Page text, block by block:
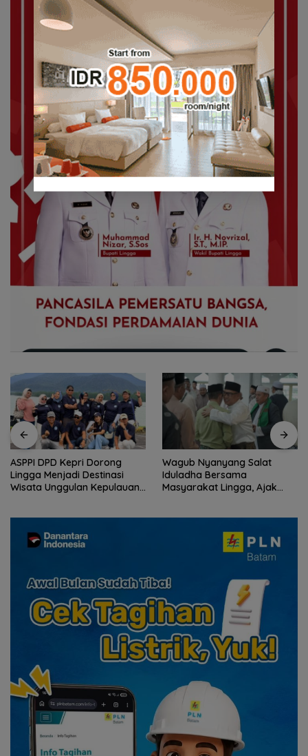
Wagub Nyanyang Salat
Iduladha Bersama
Masyarakat Lingga, Ajak
Peringati HPN 2026,
Komunitas Jurnalis Kepri
Gelar Syukuran hingga